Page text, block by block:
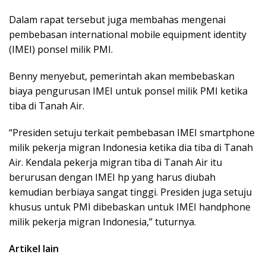
Dalam rapat tersebut juga membahas mengenai
pembebasan international mobile equipment identity
(IMEI) ponsel milik PMI.
Benny menyebut, pemerintah akan membebaskan
biaya pengurusan IMEI untuk ponsel milik PMI ketika
tiba di Tanah Air.
“Presiden setuju terkait pembebasan IMEI smartphone
milik pekerja migran Indonesia ketika dia tiba di Tanah
Air. Kendala pekerja migran tiba di Tanah Air itu
berurusan dengan IMEI hp yang harus diubah
kemudian berbiaya sangat tinggi. Presiden juga setuju
khusus untuk PMI dibebaskan untuk IMEI handphone
milik pekerja migran Indonesia,” tuturnya.
Artikel lain